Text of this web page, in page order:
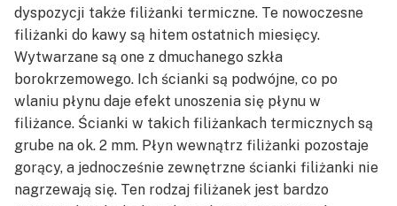
dyspozycji także filiżanki termiczne. Te nowoczesne
filiżanki do kawy są hitem ostatnich miesięcy.
Wytwarzane są one z dmuchanego szkła
borokrzemowego. Ich ścianki są podwójne, co po
wlaniu płynu daje efekt unoszenia się płynu w
filiżance. Ścianki w takich filiżankach termicznych są
grube na ok. 2 mm. Płyn wewnątrz filiżanki pozostaje
gorący, a jednocześnie zewnętrzne ścianki filiżanki nie
nagrzewają się. Ten rodzaj filiżanek jest bardzo